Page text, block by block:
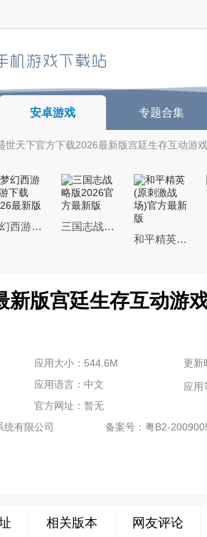
安卓游戏 专题合集
世天下官方下载2026最新版宫廷生存互动游
梦幻西游手游下载2026最新版
三国志战略版2026官方最新版
和平精英(原刺激战场)官方最新版
新版宫廷生存互动游
应用大小：544.6M
更新
应用语言：中文
应用
官方网址：暂无
统有限公司 备案号： 粤B2-
相关版本 网友评论